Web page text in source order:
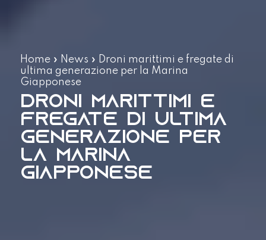
Home» News »
Droni marittimi e fregate di
ultima generazione per la Marina
Giapponese
Droni marittimi e
fregate di ultima
generazione per
la Marina
Giapponese